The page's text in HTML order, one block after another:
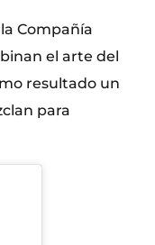
Compañía
el arte del
resultado un
para